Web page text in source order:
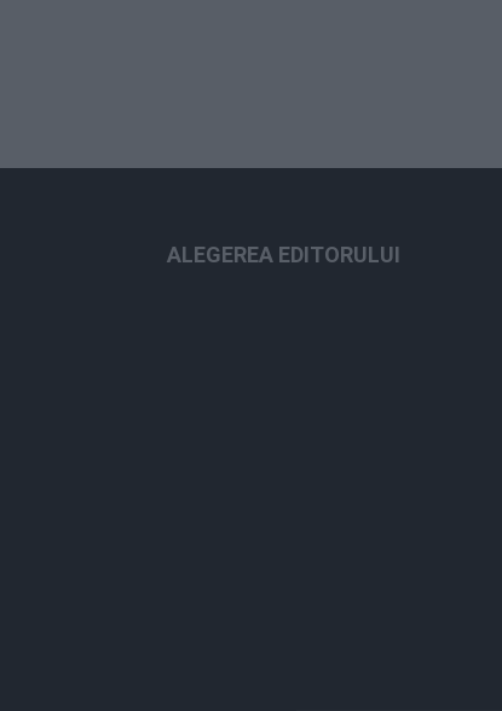
ALEGEREA EDITORULUI